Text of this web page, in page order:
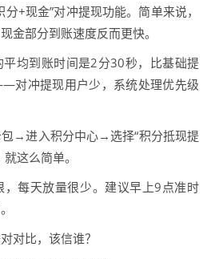
+现金”对冲提现功能。简单来说，
金部分到账速度反而更快。
均到账时间是2分30秒，比基础提
对冲提现用户少，系统处理优先级
→进入积分中心→选择“积分抵现提
这么简单。
每天放量很少。建议早上9点准时
对比，该信谁？